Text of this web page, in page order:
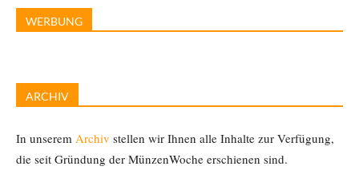
WERBUNG
ARCHIV
In unserem Archiv stellen wir Ihnen alle Inhalte zur Verfügung,
die seit Gründung der MünzenWoche erschienen sind.